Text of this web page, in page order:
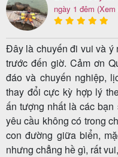
Tour
Phú
Yên
Tour
trong
ngày 1 đêm
Đây là chuyến đi vui và ý
trước đến giờ. Cảm ơn
đáo và chuyến nghiệp,
thay đổi cực kỳ hợp lý
ấn tượng nhất là các bạn
yêu cầu không có trong
con đường giữa biển,
nhưng chẳng hề gì, rất